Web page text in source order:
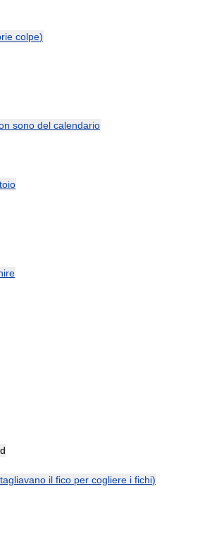
colpe)
sono del calendario
tagliavano il fico per cogliere i fichi)